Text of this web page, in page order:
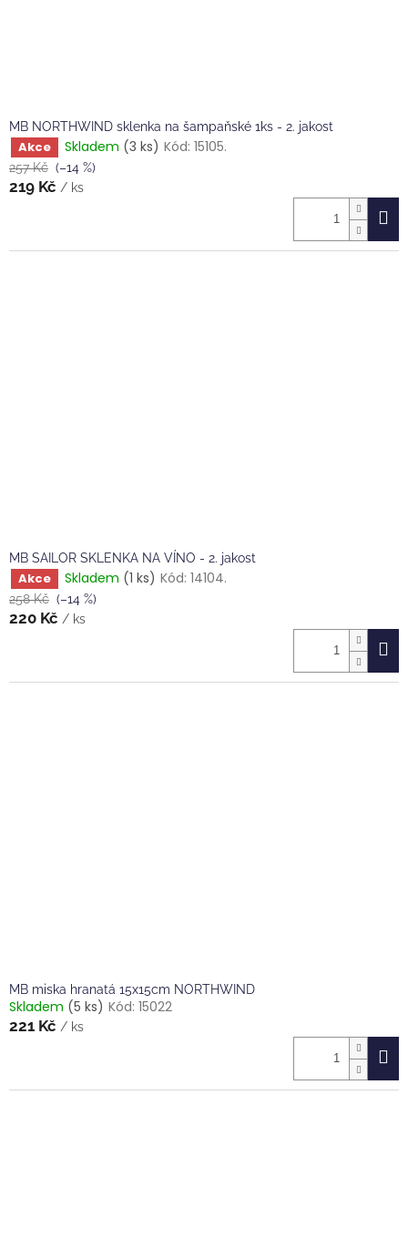
MB NORTHWIND sklenka na šampaňské 1ks - 2. jakost
Akce Skladem (3 ks) Kód: 15105.
257 Kč (–14 %)
219 Kč / ks
MB SAILOR SKLENKA NA VÍNO - 2. jakost
Akce Skladem (1 ks) Kód: 14104.
258 Kč (–14 %)
220 Kč / ks
MB miska hranatá 15x15cm NORTHWIND
Skladem (5 ks) Kód: 15022
221 Kč / ks